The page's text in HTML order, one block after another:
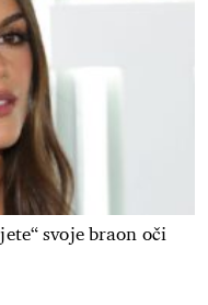
svoje braon oči